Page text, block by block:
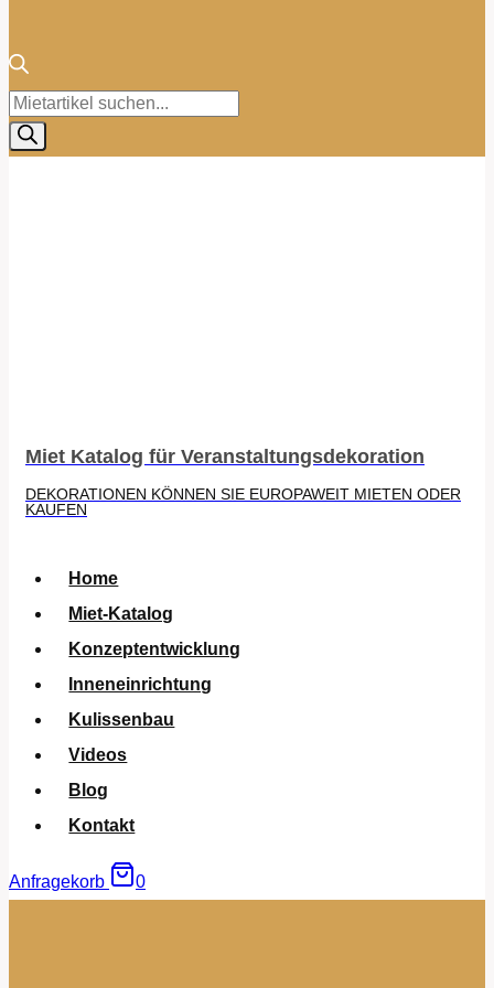
Products
search
Miet Katalog für Veranstaltungsdekoration
DEKORATIONEN KÖNNEN SIE EUROPAWEIT MIETEN ODER
KAUFEN
Home
Miet-Katalog
Konzeptentwicklung
Inneneinrichtung
Kulissenbau
Videos
Blog
Kontakt
Anfragekorb 0